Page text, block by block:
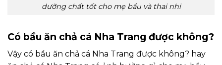
dưỡng chất tốt cho mẹ bầu và thai nhi
Có bầu ăn chả cá Nha Trang được không?
Vậy có bầu ăn chả cá Nha Trang được không? hay